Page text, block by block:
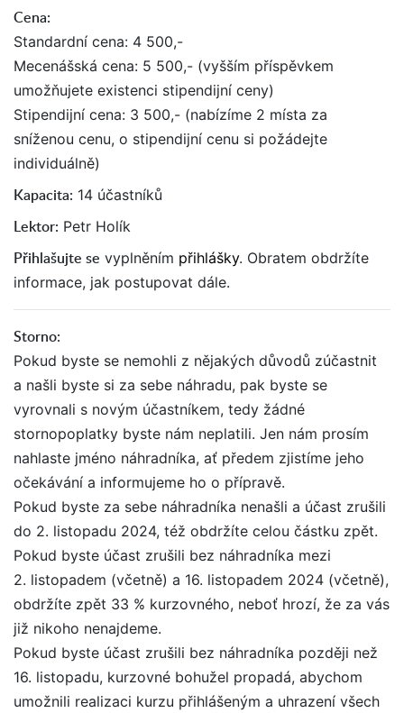
Cena:
Standardní cena: 4 500,-
Mecenášská cena: 5 500,- (vyšším příspěvkem
umožňujete existenci stipendijní ceny)
Stipendijní cena: 3 500,- (nabízíme 2 místa za
sníženou cenu, o stipendijní cenu si požádejte
individuálně)
Kapacita: 14 účastníků
Lektor: Petr Holík
Přihlašujte se vyplněním přihlášky. Obratem obdržíte
informace, jak postupovat dále.
Storno:
Pokud byste se nemohli z nějakých důvodů zúčastnit
a našli byste si za sebe náhradu, pak byste se
vyrovnali s novým účastníkem, tedy žádné
stornopoplatky byste nám neplatili. Jen nám prosím
nahlaste jméno náhradníka, ať předem zjistíme jeho
očekávání a informujeme ho o přípravě.
Pokud byste za sebe náhradníka nenašli a účast zrušili
do 2. listopadu 2024, též obdržíte celou částku zpět.
Pokud byste účast zrušili bez náhradníka mezi
2. listopadem (včetně) a 16. listopadem 2024 (včetně),
obdržíte zpět 33 % kurzovného, neboť hrozí, že za vás
již nikoho nenajdeme.
Pokud byste účast zrušili bez náhradníka později než
16. listopadu, kurzovné bohužel propadá, abychom
umožnili realizaci kurzu přihlášeným a uhrazení všech